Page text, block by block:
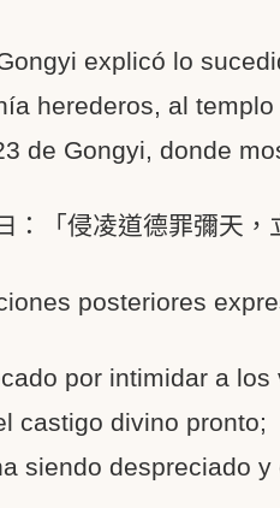
explicó lo
herederos, al
de Gongyi, donde
：「侵凌道德罪彌天，
posteriores
por intimidar a los
castigo divino pronto;
siendo despreciado